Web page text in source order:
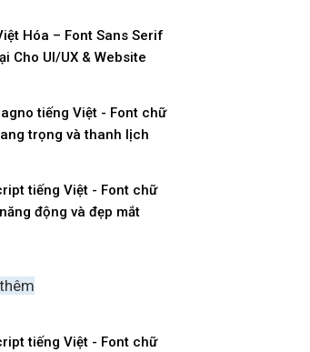
Hóa – Font Sans Serif
Cho UI/UX & Website
tiếng Việt - Font chữ
trọng và thanh lịch
tiếng Việt - Font chữ
động và đẹp mắt
tiếng Việt - Font chữ